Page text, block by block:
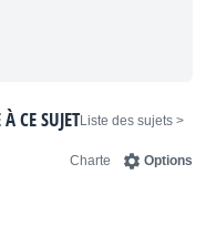
< Liste des sujets
CE SUJET
Options
Charte